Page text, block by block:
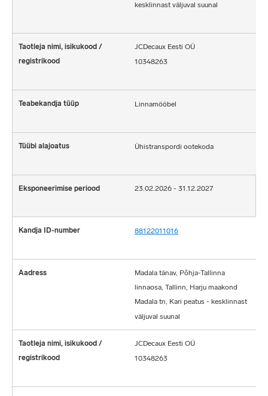
kesklinnast väljuval suunal
JCDecaux Eesti OÜ
10348263
Linnamööbel
Ühistranspordi ootekoda
23.02.2026 - 31.12.2027
88122011016
Madala tänav, Põhja-Tallinna
linnaosa, Tallinn, Harju maakond
Madala tn, Kari peatus - kesklinnast
väljuval suunal
JCDecaux Eesti OÜ
10348263